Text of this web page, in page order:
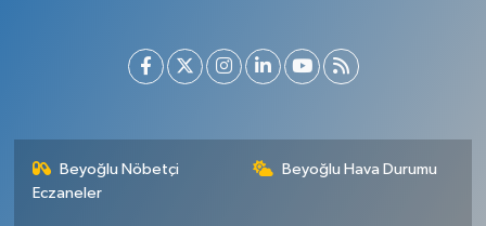
Beyoğlu Nöbetçi
Eczaneler
Beyoğlu Hava Durumu